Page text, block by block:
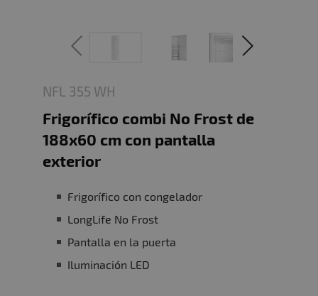
NFL 355 WH
Frigorífico combi No Frost de
188x60 cm con pantalla
exterior
Frigorífico con congelador
LongLife No Frost
Pantalla en la puerta
Iluminación LED